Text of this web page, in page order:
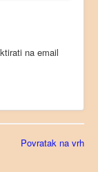
na email
Povratak na vrh